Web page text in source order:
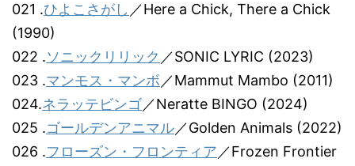
021 .ひよこさがし ／Here a Chick, There a Chick
(1990)
022 .ソニックリリック ／SONIC LYRIC (2023)
023 .マンモス・マンボ ／Mammut Mambo (2011)
024.ネラッテビンゴ／Neratte BINGO (2024)
025 .ゴールデンアニマル／Golden Animals (2022)
026 .フローズン・フロンティア ／Frozen Frontier